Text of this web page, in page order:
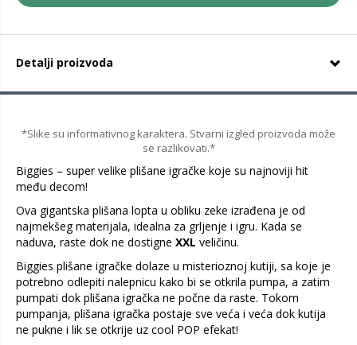
Detalji proizvoda
*Slike su informativnog karaktera. Stvarni izgled proizvoda može
se razlikovati.*
Biggies – super velike plišane igračke koje su najnoviji hit
među decom!
Ova gigantska plišana lopta u obliku zeke izrađena je od
najmekšeg materijala, idealna za grljenje i igru. Kada se
naduva, raste dok ne dostigne XXL veličinu.
Biggies plišane igračke dolaze u misterioznoj kutiji, sa koje je
potrebno odlepiti nalepnicu kako bi se otkrila pumpa, a zatim
pumpati dok plišana igračka ne počne da raste. Tokom
pumpanja, plišana igračka postaje sve veća i veća dok kutija
ne pukne i lik se otkrije uz cool POP efekat!